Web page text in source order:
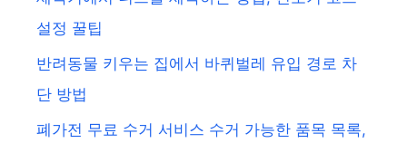
설정 꿀팁
반려동물 키우는 집에서 바퀴벌레 유입 경로 차
단 방법
폐가전 무료 수거 서비스 수거 가능한 품목 목록,